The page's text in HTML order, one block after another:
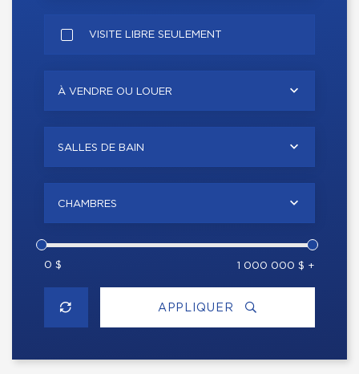
VISITE LIBRE SEULEMENT
À VENDRE OU LOUER
SALLES DE BAIN
CHAMBRES
0 $ 1 000 000 $ +
APPLIQUER